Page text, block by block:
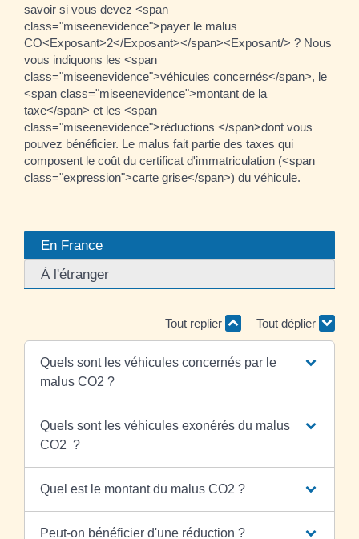
savoir si vous devez <span
class="miseenevidence">payer le malus
CO<Exposant>2</Exposant></span><Exposant/> ? Nous
vous indiquons les <span
class="miseenevidence">véhicules concernés</span>, le
<span class="miseenevidence">montant de la
taxe</span> et les <span
class="miseenevidence">réductions </span>dont vous
pouvez bénéficier. Le malus fait partie des taxes qui
composent le coût du certificat d'immatriculation (<span
class="expression">carte grise</span>) du véhicule.
En France
À l'étranger
Tout replier Tout déplier
Quels sont les véhicules concernés par le
malus CO2 ?
Quels sont les véhicules exonérés du malus
CO2 ?
Quel est le montant du malus CO2 ?
Peut-on bénéficier d'une réduction ?